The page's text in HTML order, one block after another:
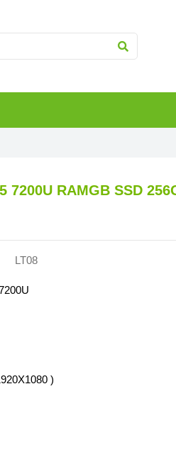
7200U RAMGB SSD
LT08
)